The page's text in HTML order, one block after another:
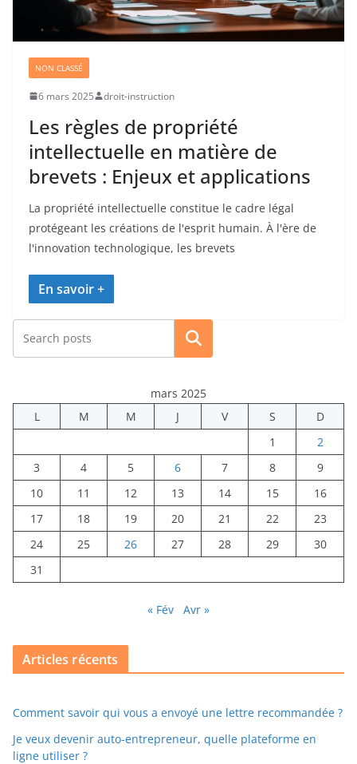
NON CLASSÉ
6 mars 2025 droit-instruction
Les règles de propriété
intellectuelle en matière de
brevets : Enjeux et applications
La propriété intellectuelle constitue le cadre légal
protégeant les créations de l'esprit humain. À l'ère de
l'innovation technologique, les brevets
Rechercher
mars 2025
L
M M J V S
D
1
2
3
4 5 6 7 8
9
10
11 12 13 14 15
16
17
18 19 20 21 22
23
24
25 26 27 28 29
30
31
« Fév Avr »
Articles récents
Comment savoir qui vous a envoyé une lettre recommandée ?
Je veux devenir auto-entrepreneur, quelle plateforme en
ligne utiliser ?